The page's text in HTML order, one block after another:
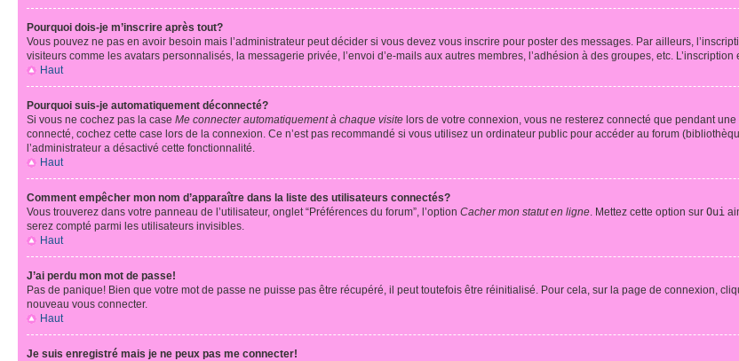
Pourquoi dois-je m’inscrire après tout?
Vous pouvez ne pas en avoir besoin mais l’administrateur peut décider si vous devez vous inscrire pour poster des messages. Par ailleurs,
visiteurs comme les avatars personnalisés, la messagerie privée, l’envoi d’e-mails aux autres membres, l’adhésion à des groupes, etc.
Haut
Pourquoi suis-je automatiquement déconnecté?
Si vous ne cochez pas la case Me connecter automatiquement à chaque visite lors de votre connexion, vous ne resterez connecté que pendant
connecté, cochez cette case lors de la connexion. Ce n’est pas recommandé si vous utilisez un ordinateur public pour accéder au forum
l’administrateur a désactivé cette fonctionnalité.
Haut
Comment empêcher mon nom d’apparaître dans la liste des utilisateurs connectés?
Vous trouverez dans votre panneau de l’utilisateur, onglet “Préférences du forum”, l’option Cacher mon statut en ligne. Mettez cette option sur Oui
serez compté parmi les utilisateurs invisibles.
Haut
J’ai perdu mon mot de passe!
Pas de panique! Bien que votre mot de passe ne puisse pas être récupéré, il peut toutefois être réinitialisé. Pour cela, sur la page de connexion,
nouveau vous connecter.
Haut
Je suis enregistré mais je ne peux pas me connecter!